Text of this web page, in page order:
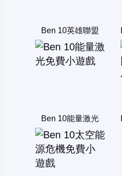
Ben 10英雄聯盟
Ben 10能量激光